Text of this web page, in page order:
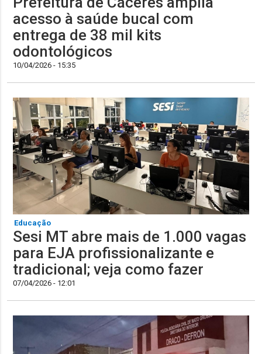
acesso à saúde bucal com
entrega de 38 mil kits
odontológicos
10/04/2026 - 15:35
Educação
Sesi MT abre mais de 1.000 vagas
para EJA profissionalizante e
tradicional; veja como fazer
07/04/2026 - 12:01